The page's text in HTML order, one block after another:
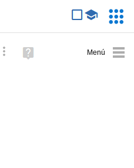
Búsqueda avanzada
Ayuda
(en